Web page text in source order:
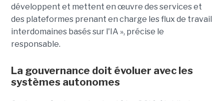
développent et mettent en œuvre des services et
des plateformes prenant en charge les flux de travail
interdomaines basés sur l'IA », précise le
responsable.
La gouvernance doit évoluer avec les
systèmes autonomes